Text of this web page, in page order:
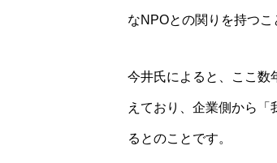
なNPOとの関りを持つこ
今井氏によると、ここ数
えており、企業側から
るとのことです。